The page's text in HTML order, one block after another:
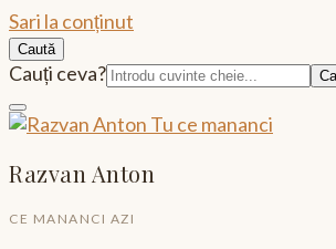
Sari la conținut
Caută
Caută:
Cauți ceva?
Razvan Anton
CE MANANCI AZI